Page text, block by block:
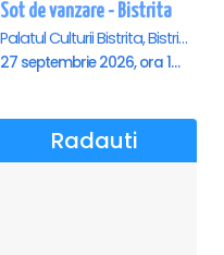
Sot de vanzare - Bistrita
Palatul Culturii Bistrita, Bistrita
27 septembrie 2026, ora 19:00
Radauti